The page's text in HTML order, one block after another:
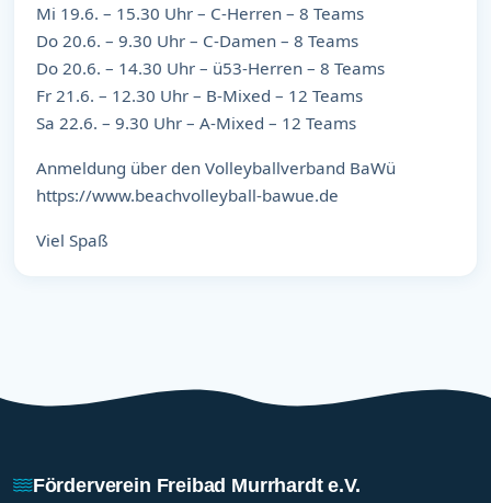
Mi 19.6. – 15.30 Uhr – C-Herren – 8 Teams
Do 20.6. – 9.30 Uhr – C-Damen – 8 Teams
Do 20.6. – 14.30 Uhr – ü53-Herren – 8 Teams
Fr 21.6. – 12.30 Uhr – B-Mixed – 12 Teams
Sa 22.6. – 9.30 Uhr – A-Mixed – 12 Teams
Anmeldung über den Volleyballverband BaWü
https://www.beachvolleyball-bawue.de
Viel Spaß
Förderverein Freibad Murrhardt e.V.